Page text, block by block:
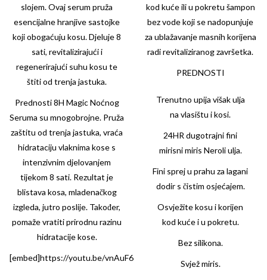
slojem. Ovaj serum pruža
esencijalne hranjive sastojke
koji obogaćuju kosu. Djeluje 8
sati, revitalizirajući i
regenerirajući suhu kosu te
štiti od trenja jastuka.
Prednosti 8H Magic Noćnog
Seruma su mnogobrojne. Pruža
zaštitu od trenja jastuka, vraća
hidrataciju vlaknima kose s
intenzivnim djelovanjem
tijekom 8 sati. Rezultat je
blistava kosa, mladenačkog
izgleda, jutro poslije. Također,
pomaže vratiti prirodnu razinu
hidratacije kose.
[embed]https://youtu.be/vnAuF6gtDbE[/embed]
kod kuće ili u pokretu šampon
bez vode koji se nadopunjuje
za ublažavanje masnih korijena
radi revitaliziranog završetka.
PREDNOSTI
Trenutno upija višak ulja
na vlasištu i kosi.
24HR dugotrajni fini
mirisni miris Neroli ulja.
Fini sprej u prahu za lagani
dodir s čistim osjećajem.
Osvježite kosu i korijen
kod kuće i u pokretu.
Bez silikona.
Svjež miris.